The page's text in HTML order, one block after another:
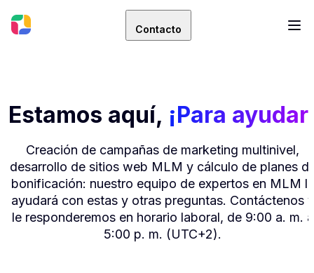
Contacto
Estamos aquí, ¡Para
Creación de campañas de marketing multinivel,
desarrollo de sitios web MLM y cálculo de planes
bonificación: nuestro equipo de expertos en MLM le
ayudará con estas y otras preguntas. Contáctenos y
le responderemos en horario laboral, de 9:00 a. m. a
5:00 p. m. (UTC+2).